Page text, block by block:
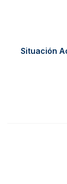
Situación